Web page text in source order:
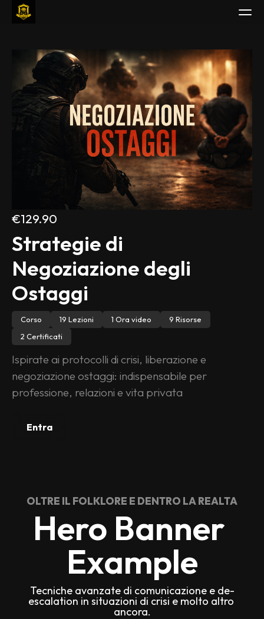
Guarda
Studia
Piani
Leggi
Borsa di Studio
Accedi
€129.90
Strategie di
Negoziazione degli
Ostaggi
Corso 19 Lezioni 1 Ora video
9 Risorse
2 Certificati
Ispirate ai protocolli di crisi, liberazione e
negoziazione ostaggi: indispensabile per
professione, relazioni e vita privata
Entra
OLTRE IL FOLKLORE E DENTRO LA REALTA
Hero Banner
Example
Tecniche avanzate di comunicazione e de-
escalation in situazioni di crisi e molto altro
ancora.